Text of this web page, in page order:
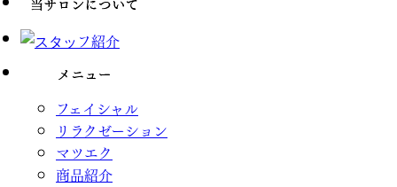
フェイシャル
リラクゼーション
マツエク
商品紹介